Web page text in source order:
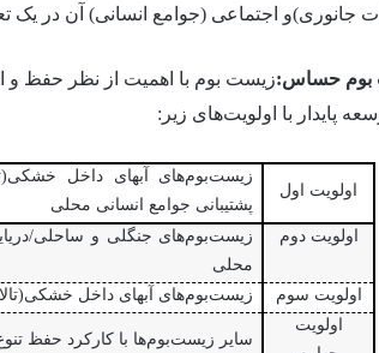
جانوری)و اجتماعی (جوامع انسانی) آن در یک
حساس:زیست بوم با اهمیت از نظر حفظ و
پایدار با اولویتهای زیر:
اولویت اول
زیستبومهای آبهای داخل
پشتیبانی جوامع انسانی محلی
اولویت دوم
زیستبومهای جنگلی و ساحلی/
محلی
اولویت سوم
زیستبومهای آبهای داخل
اولویت
سایر زیستبومها با کارکرد حفظ